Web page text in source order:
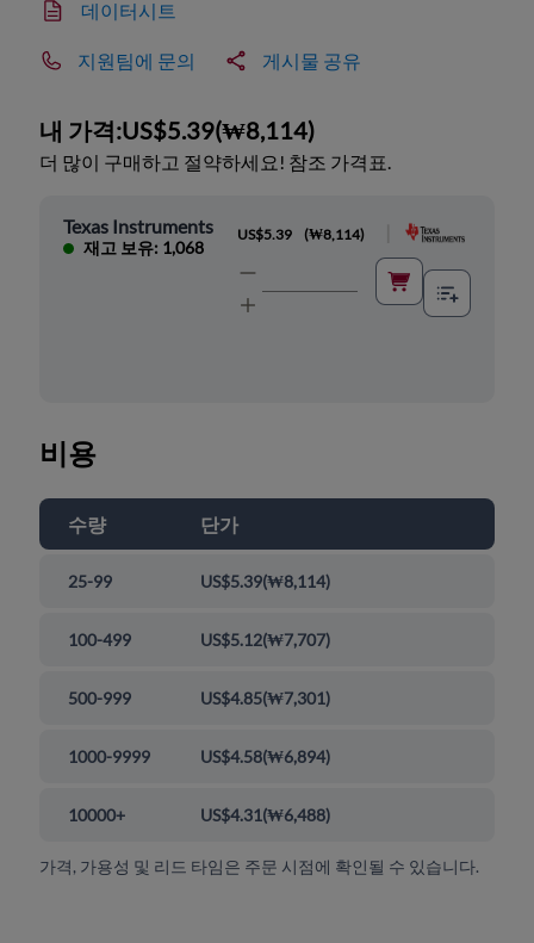
데이터시트
지원팀에 문의 게시물 공유
내 가격:US$5.39(₩8,114)
더 많이 구매하고 절약하세요! 참조 가격표.
Texas Instruments
재고 보유: 1,068
US$5.39 (₩8,114)
비용
수량 단가
25-99 US$5.39(₩8,114)
100-499 US$5.12(₩7,707)
500-999 US$4.85(₩7,301)
1000-9999 US$4.58(₩6,894)
10000+ US$4.31(₩6,488)
가격, 가용성 및 리드 타임은 주문 시점에 확인될 수 있습니다.